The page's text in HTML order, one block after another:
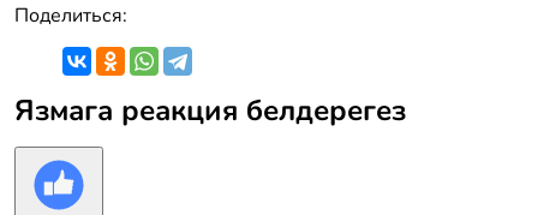
Поделиться:
Язмага реакция белдерегез